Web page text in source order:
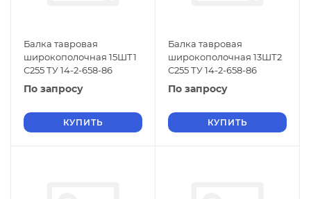
Балка тавровая
широкополочная 15ШТ1
С255 ТУ 14-2-658-86
По запросу
КУПИТЬ
Балка тавровая
широкополочная 13ШТ2
С255 ТУ 14-2-658-86
По запросу
КУПИТЬ